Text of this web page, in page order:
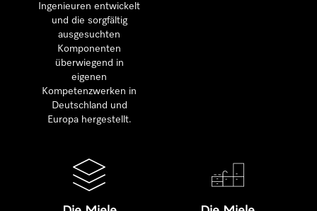
Ingenieuren entwickelt
und die sorgfältig
ausgesuchten
Komponenten
überwiegend in
eigenen
Kompetenzwerken in
Deutschland und
Europa hergestellt.